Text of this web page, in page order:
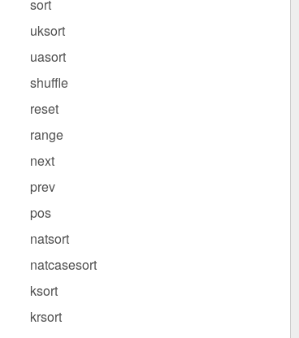
sort
uksort
uasort
shuffle
reset
range
next
prev
pos
natsort
natcasesort
ksort
krsort